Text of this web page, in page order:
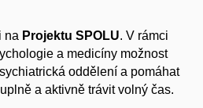
na Projektu SPOLU. V rámci
a medicíny možnost
oddělení a pomáhat
a aktivně trávit volný čas.